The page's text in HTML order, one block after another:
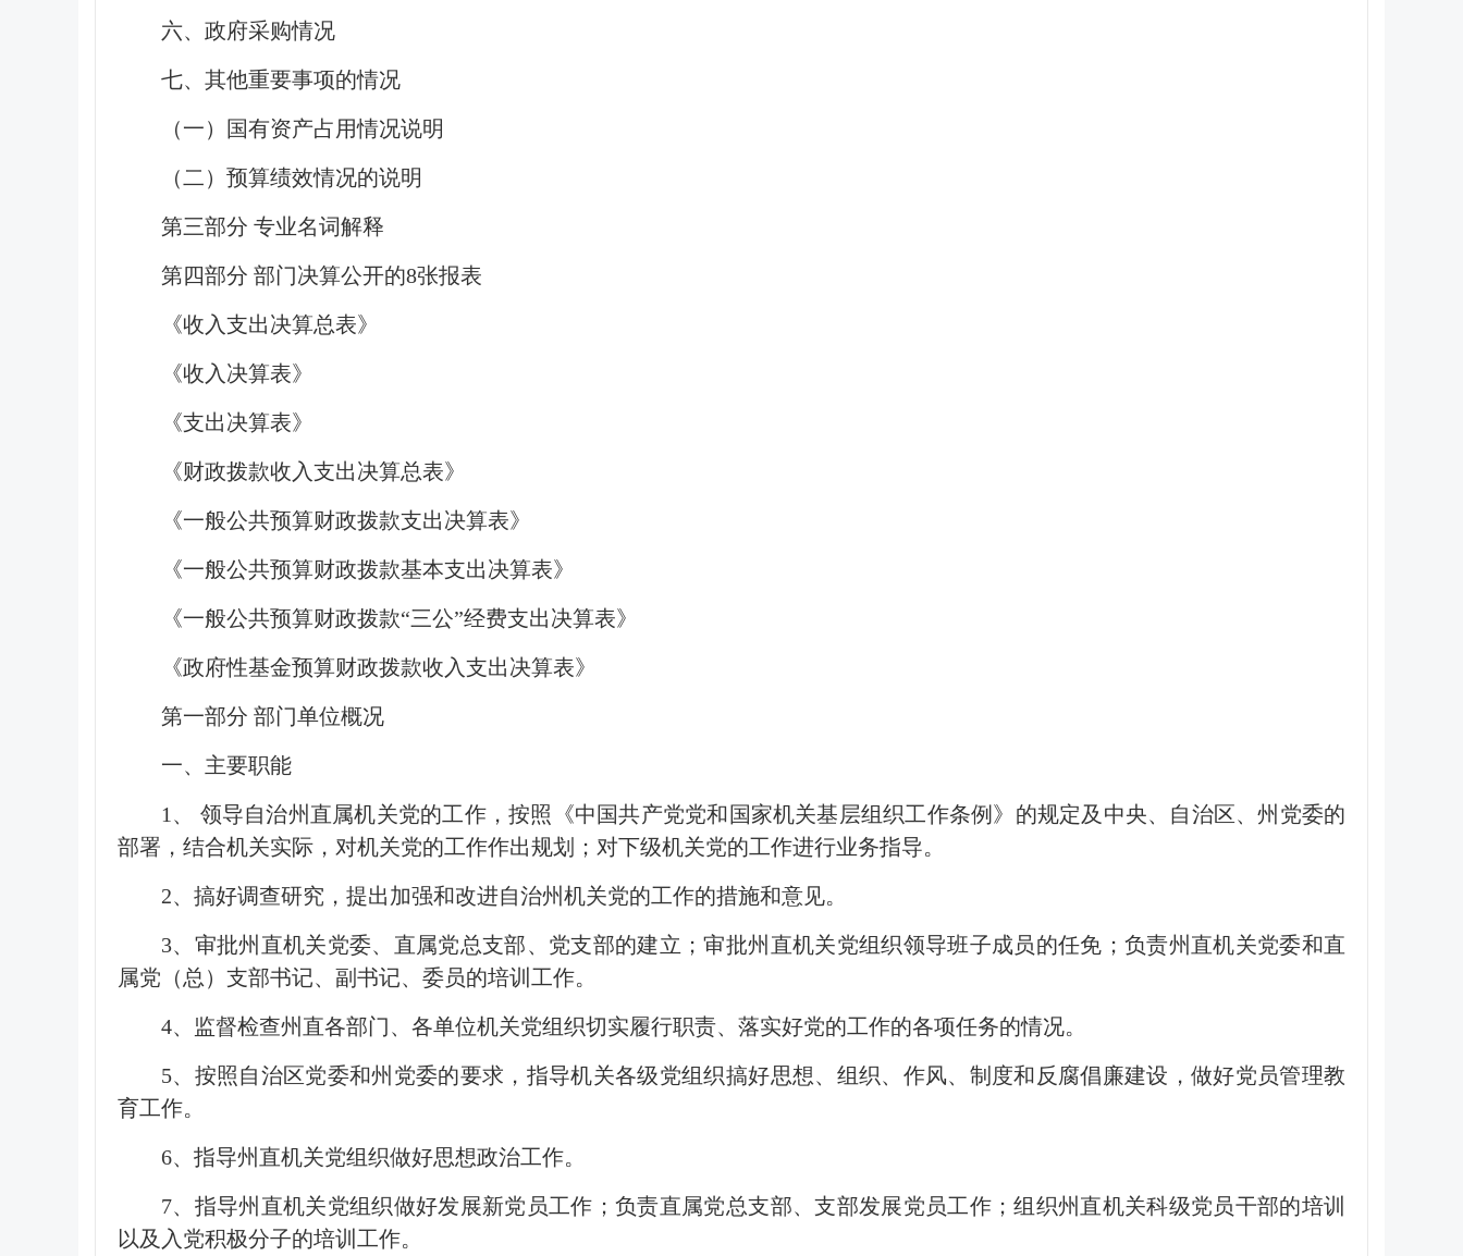
六、政府采购情况
七、其他重要事项的情况
（一）国有资产占用情况说明
（二）预算绩效情况的说明
第三部分 专业名词解释
第四部分 部门决算公开的8张报表
《收入支出决算总表》
《收入决算表》
《支出决算表》
《财政拨款收入支出决算总表》
《一般公共预算财政拨款支出决算表》
《一般公共预算财政拨款基本支出决算表》
《一般公共预算财政拨款“三公”经费支出决算表》
《政府性基金预算财政拨款收入支出决算表》
第一部分 部门单位概况
一、主要职能
1、
领导自治州直属机关党的工作，按照《中国共产党党和国家机关基层组织工作条例》的规定及中央、自治区、州党委的
部署，结合机关实际，对机关党的工作作出规划；对下级机关党的工作进行业务指导。
2、 搞好调查研究，提出加强和改进自治州机关党的工作的措施和意见。
3、 审批州直机关党委、直属党总支部、党支部的建立；审批州直机关党组织领导班子成员的任免；负责州直机关党委和直
属党（总）支部书记、副书记、委员的培训工作。
4、 监督检查州直各部门、各单位机关党组织切实履行职责、落实好党的工作的各项任务的情况。
5、 按照自治区党委和州党委的要求，指导机关各级党组织搞好思想、组织、作风、制度和反腐倡廉建设，做好党员管理教
育工作。
6、 指导州直机关党组织做好思想政治工作。
7、 指导州直机关党组织做好发展新党员工作；负责直属党总支部、支部发展党员工作；组织州直机关科级党员干部的培训
以及入党积极分子的培训工作。